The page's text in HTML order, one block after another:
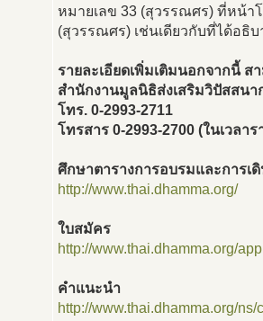
หมายเลข 33 (สุวรรณศร) ที่หน้า
(สุวรรณศร) เช่นเดียวกับที่ได้อธิบ
รายละเอียดเพิ่มเติมนอกจากนี้ ส
สำนักงานมูลนิธิส่งเสริมวิปัสสน
โทร. 0-2993-2711
โทรสาร 0-2993-2700 (ในเวลา
ศึกษาตารางการอบรมและการเ
http://www.thai.dhamma.org/
ใบสมัคร
http://www.thai.dhamma.org/
คำแนะนำ
http://www.thai.dhamma.org/ns/